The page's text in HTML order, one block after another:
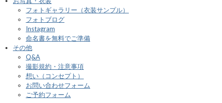
フォトギャラリー（衣装サンプル）
フォトブログ
Instagram
命名書を無料でご準備
その他
Q&A
撮影規約・注意事項
想い（コンセプト）
お問い合わせフォーム
ご予約フォーム